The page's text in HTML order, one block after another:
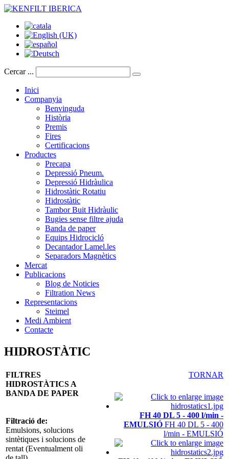
Cercar ...
Inici
Companyia
Benvinguda
Història
Premis
Fires
Certificacions
Productes
Precapa
Depressió Pneum.
Depressió Hidràulica
Hidrostàtic Rotatiu
Hidrostàtic
Tambor Buit Hidràulic
Bugies sense filtre ajuda
Banda de paper
Equips Hidrocicló
Decantador Lamel.les
Separadors Magnètics
Mercat
Publicacions
Blog de Noticies
Filtration News
Representacions
Steimel
Medi Ambient
Contacte
HIDROSTÀTIC
FILTRES
HIDROSTÀTICS A
BANDA DE PAPER
Filtració de:
Emulsions, solucions
sintètiques i solucions de
rentat (Eventualment oli
TORNAR
FH 40 DL 5 - 400 l/min -
EMULSIÓ FH 40 DL 5 - 400
l/min - EMULSIÓ